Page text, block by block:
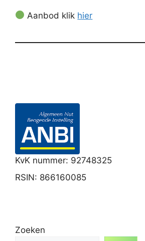
Aanbod klik hier
KvK nummer: 92748325
RSIN: 866160085
Zoeken